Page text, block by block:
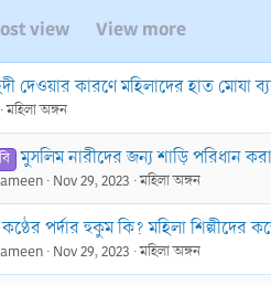
view View more
দেওয়ার কারণে মহিলাদের হাত
মহিলা অঙ্গন
মুসলিম নারীদের জন্য শাড়ি পরিধান
Nov 29, 2023 মহিলা অঙ্গন
কণ্ঠের পর্দার হুকুম কি? মহিলা
Nov 29, 2023 মহিলা অঙ্গন